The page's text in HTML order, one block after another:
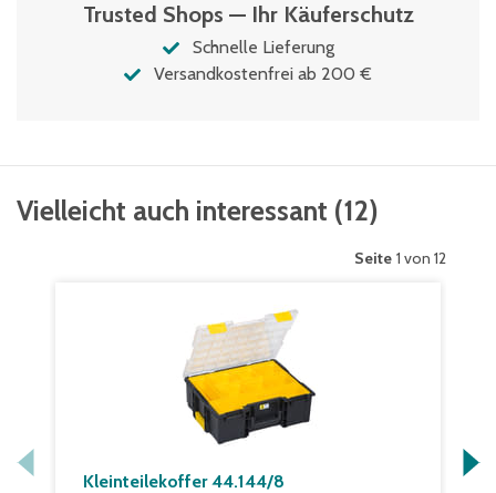
Trusted Shops — Ihr Käuferschutz
Schnelle Lieferung
Versandkostenfrei ab 200 €
Vielleicht auch interessant (12)
Seite 1 von 12
Kleinteilekoffer 44.144/8